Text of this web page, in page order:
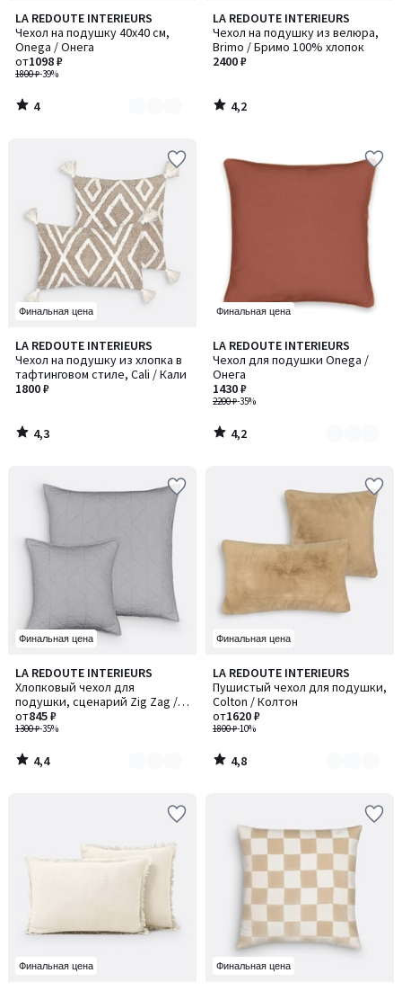
LA REDOUTE INTERIEURS
Чехол на подушку 40x40 см,
Onega / Онега
1800 ₽-39%
от1098 ₽
4
/
5
Количество
цветов:
2
4
/
LA REDOUTE INTERIEURS
Чехол на подушку из велюра,
Brimo / Бримо 100% хлопок
2400 ₽
4,2
/ 5
4,2
/
Финальная цена
LA REDOUTE INTERIEURS
Чехол на подушку из хлопка в
тафтинговом стиле, Cali / Кали
1800 ₽
4,3
/ 5
4,3
/
Финальная цена
LA REDOUTE INTERIEURS
Чехол для подушки Onega /
Онега
2200 ₽-35%
1430 ₽
4,2
/ 5
Количество
цветов:
2
4,2
/
Финальная цена
LA REDOUTE INTERIEURS
Хлопковый чехол для
подушки, сценарий Zig Zag /
Зиг Заг
1300 ₽-35%
от845 ₽
4,4
/ 5
Количество
цветов:
2
4,4
/
Финальная цена
LA REDOUTE INTERIEURS
Пушистый чехол для подушки,
Colton / Колтон
1800 ₽-10%
от1620 ₽
4,8
/ 5
Количество
цветов:
2
4,8
/
Финальная цена Финальная цена